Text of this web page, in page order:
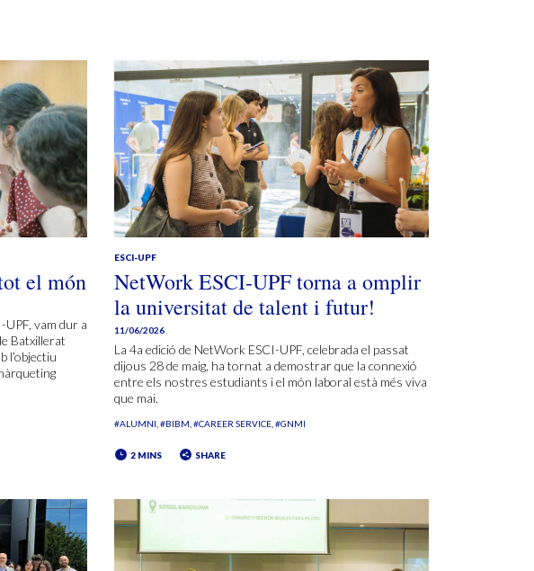
el món
UPF, vam dur a
Batxillerat
l’objectiu
ESCI-UPF
NetWork ESCI-UPF torna a omplir
la universitat de talent i futur!
11/06/2026
La 4a edició de NetWork ESCI-UPF, celebrada el passat
dijous 28 de maig, ha tornat a demostrar que la connexió
entre els nostres estudiants i el món laboral està més viva
que mai.
#ALUMNI #BIBM #CAREER SERVICE #GNMI
2 MINS SHARE